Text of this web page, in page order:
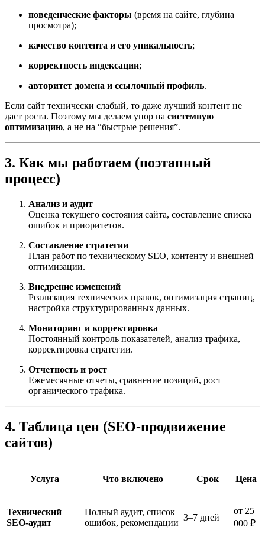
поведенческие факторы (время на сайте, глубина
просмотра);
качество контента и его уникальность;
корректность индексации;
авторитет домена и ссылочный профиль.
Если сайт технически слабый, то даже лучший контент не
даст роста. Поэтому мы делаем упор на системную
оптимизацию, а не на “быстрые решения”.
3. Как мы работаем (поэтапный
процесс)
Анализ и аудит
Оценка текущего состояния сайта, составление списка
ошибок и приоритетов.
Составление стратегии
План работ по техническому SEO, контенту и внешней
оптимизации.
Внедрение изменений
Реализация технических правок, оптимизация страниц,
настройка структурированных данных.
Мониторинг и корректировка
Постоянный контроль показателей, анализ трафика,
корректировка стратегии.
Отчетность и рост
Ежемесячные отчеты, сравнение позиций, рост
органического трафика.
4. Таблица цен (SEO-продвижение
сайтов)
Услуга Что включено Срок Цена
Технический
SEO-аудит
Полный аудит, список
ошибок, рекомендации
3–7 дней
от 25
000 ₽